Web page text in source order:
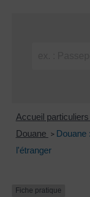
Accueil particuliers
Douane > Douane
l'étranger
Fiche pratique